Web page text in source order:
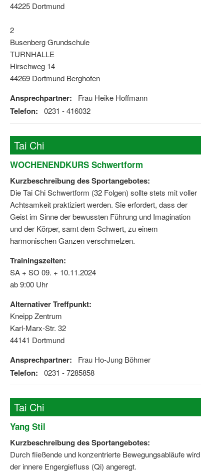
44225 Dortmund
2
Busenberg Grundschule
TURNHALLE
Hirschweg 14
44269 Dortmund Berghofen
Ansprechpartner: Frau Heike Hoffmann
Telefon: 0231 - 416032
Tai Chi
WOCHENENDKURS Schwertform
Kurzbeschreibung des Sportangebotes:
Die Tai Chi Schwertform (32 Folgen) sollte stets mit voller
Achtsamkeit praktiziert werden. Sie erfordert, dass der
Geist im Sinne der bewussten Führung und Imagination
und der Körper, samt dem Schwert, zu einem
harmonischen Ganzen verschmelzen.
Trainingszeiten:
SA + SO 09. + 10.11.2024
ab 9:00 Uhr
Alternativer Treffpunkt:
Kneipp Zentrum
Karl-Marx-Str. 32
44141 Dortmund
Ansprechpartner: Frau Ho-Jung Böhmer
Telefon: 0231 - 7285858
Tai Chi
Yang Stil
Kurzbeschreibung des Sportangebotes:
Durch fließende und konzentrierte Bewegungsabläufe wird
der innere Engergiefluss (Qi) angeregt.